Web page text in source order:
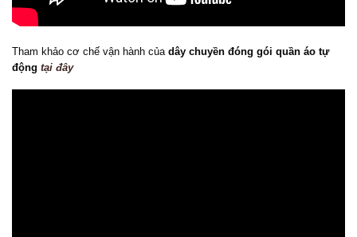
Tham khảo cơ chế vận hành của dây chuyền đóng gói quần áo tự
động tại đây